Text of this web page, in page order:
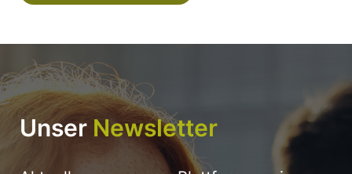
Unser Newsletter